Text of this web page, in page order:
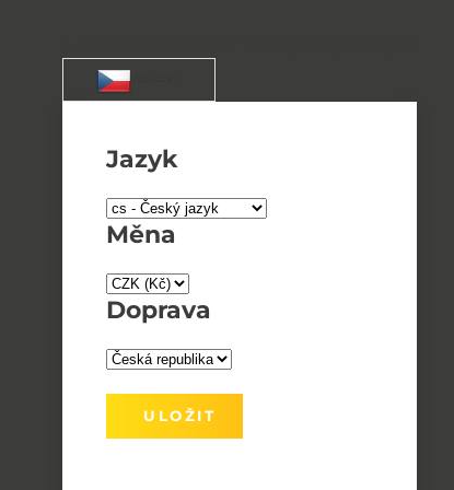
Jazyk
Měna
Doprava